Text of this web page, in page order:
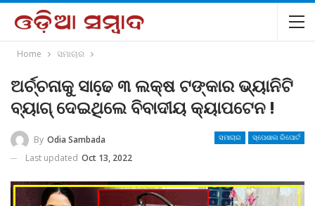
Home ସମାଚାର
ଅର୍ଚ୍ଚନାକୁ ସାଢେ଼ ୩ ଲକ୍ଷ ଟଙ୍କାର ଭ୍ୟାନିଟି
ବ୍ୟାଗ୍ ଦେଇଥିଲେ ବିବାଦୀୟ କ୍ୟାପଟେନ !
ସମାଚାର ସ୍ପେଶାଲ ରିପୋର୍ଟ
By Odia Sambada
Last updated Oct 13, 2022